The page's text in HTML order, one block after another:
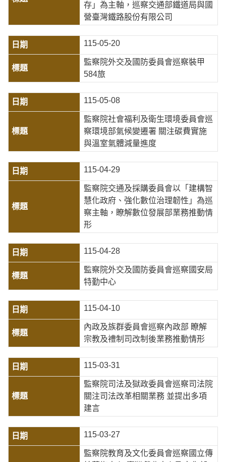
存」為主軸，巡察交通部鐵道局與國
營臺灣鐵路股份有限公司
115-05-20
監察院外交及國防委員會巡察裝甲
584旅
115-05-08
監察院社會福利及衛生環境委員會巡
察環境部氣候變遷署 關注碳費實施
與溫室氣體減量進度
115-04-29
監察院交通及採購委員會以「建構智
慧化政府、強化數位治理韌性」為巡
察主軸，瞭解數位發展部業務推動情
形
115-04-28
監察院外交及國防委員會巡察國安局
特勤中心
115-04-10
內政及族群委員會巡察內政部 瞭解
宗教及禮制司改制後業務推動情形
115-03-31
監察院司法及獄政委員會巡察司法院
關注司法改革相關業務 並提出多項
建言
115-03-27
監察院教育及文化委員會巡察國立傳